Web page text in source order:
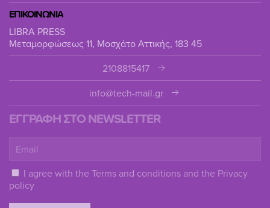
ΕΠΙΚΟΙΝΩΝΙΑ
LIBRA PRESS
Μεταμορφώσεως 11, Μοσχάτο Αττικής, 183 45
2108815417
info@tech-mail.gr
ΕΓΓΡΑΦΗ ΣΤΟ NEWSLETTER
I agree with the Terms and conditions and the Privacy
policy